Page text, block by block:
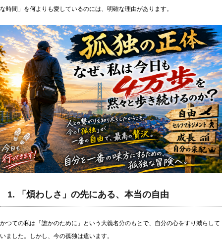
な時間」を何よりも愛しているのには、明確な理由があります。
1. 「煩わしさ」の先にある、本当の自由
かつての私は「誰かのために」という大義名分のもとで、自分の心をすり減らして
いました。しかし、今の孤独は違います。